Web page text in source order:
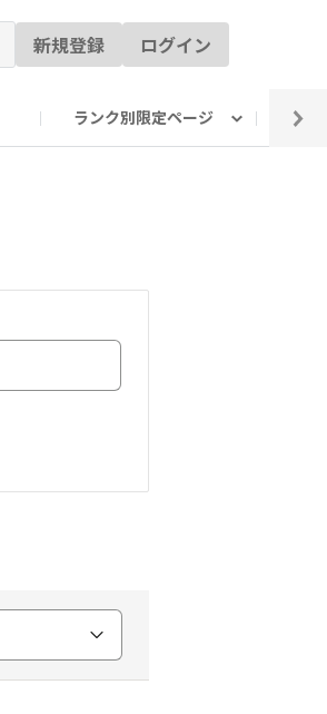
新規登録 ログイン
ランク別限定ページ